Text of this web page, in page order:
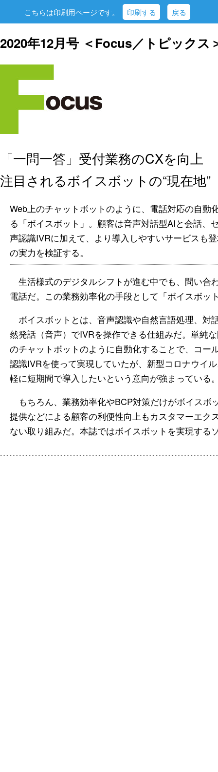
こちらは印刷用ページです。 印刷する 戻る
2020年12月号 ＜Focus／トピックス
「一問一答」受付業務のCXを向上
注目されるボイスボットの“現在地”
Web上のチャットボットのように、電話対応の自動
る「ボイスボット」。顧客は音声対話型AIと会話、
声認識IVRに加えて、より導入しやすいサービスも
の実力を検証する。
生活様式のデジタルシフトが進む中でも、問い合
電話だ。この業務効率化の手段として「ボイスボッ
ボイスボットとは、音声認識や自然言語処理、対
然発話（音声）でIVRを操作できる仕組みだ。単純
のチャットボットのように自動化することで、コー
認識IVRを使って実現していたが、新型コロナウイ
軽に短期間で導入したいという意向が強まっている
もちろん、業務効率化やBCP対策だけがボイスボ
提供などによる顧客の利便性向上もカスタマーエク
ない取り組みだ。本誌ではボイスボットを実現する